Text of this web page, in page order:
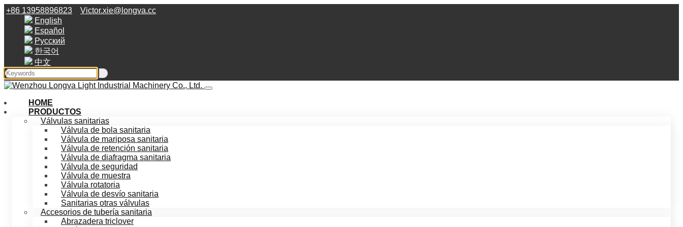
+86 13958896823
Victor.xie@longva.cc
English
Español
Русский
한국어
中文
HOME
PRODUCTOS
Válvulas sanitarias
Válvula de bola sanitaria
Válvula de mariposa sanitaria
Válvula de retención sanitaria
Válvula de diafragma sanitaria
Válvula de seguridad
Válvula de muestra
Válvula rotatoria
Válvula de desvío sanitaria
Sanitarias otras válvulas
Accesorios de tubería sanitaria
Abrazadera triclover